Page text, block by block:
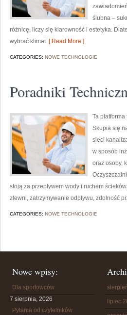
ślubna –
różnicę, liczy się klarowność i estetyka.
wybrać klimat[ Read More ]
CATEGORIES: NOWE TECHNOLOGIE
Poradniki
Ta
Skupia się
sieci
w sposób
oraz osoby,
stoją za przepływem wody i ruchem
zlewni, zatrzymywanie odpływu, zdolność
CATEGORIES: NOWE TECHNOLOGIE
Nowe wpisy:
Dla sportowców
7 sierpnia, 2026
Pytania od czytelników
lipiec